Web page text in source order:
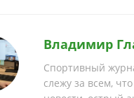
Владимир
Спортивный
слежу за всем,